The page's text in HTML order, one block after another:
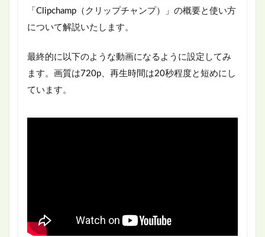
「Clipchamp（クリップチャンプ）」の概要と使い方
について解説いたします。
最終的に以下のような動画になるように設定してみ
ます。画質は720p、再生時間は20秒程度と短めにし
ています。